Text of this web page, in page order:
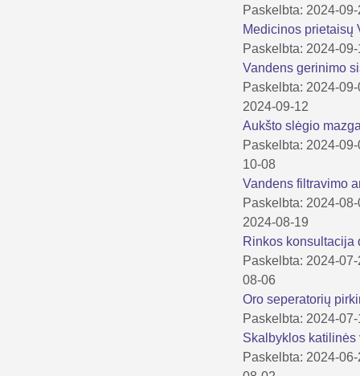
Paskelbta: 2024-
Medicinos
Paskelbta: 2024-
Vandens gerinimo
Paskelbta: 2024-
2024-09-12
Aukšto slėgio
Paskelbta: 2024-
10-08
Vandens filtravimo
Paskelbta: 2024-
2024-08-19
Rinkos
Paskelbta: 2024-
08-06
Oro seperatorių
Paskelbta: 2024-
Skalbyklos
Paskelbta: 2024-